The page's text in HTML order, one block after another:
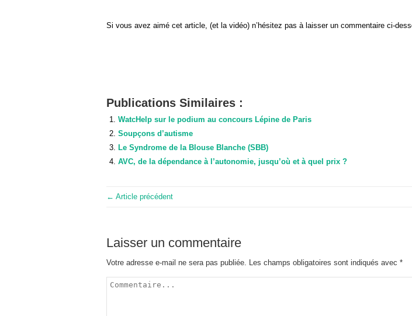
Si vous avez aimé cet article, (et la vidéo) n’hésitez pas à laisser un commentaire ci-
Publications Similaires :
WatcHelp sur le podium au concours Lépine de Paris
Soupçons d’autisme
Le Syndrome de la Blouse Blanche (SBB)
AVC, de la dépendance à l’autonomie, jusqu’où et à quel prix ?
← Article précédent
Laisser un commentaire
Votre adresse e-mail ne sera pas publiée. Les champs obligatoires sont indiqués avec *